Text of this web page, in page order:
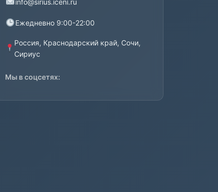
Ежедневно 9:00-22:00
Россия, Краснодарский край, Сочи,
Сириус
Мы в соцсетях: